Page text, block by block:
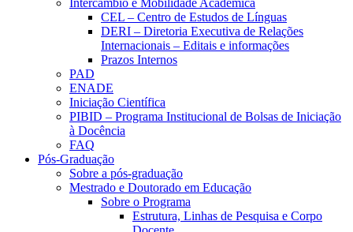
Intercâmbio e Mobilidade Acadêmica
CEL – Centro de Estudos de Línguas
DERI – Diretoria Executiva de Relações
Internacionais – Editais e informações
Prazos Internos
PAD
ENADE
Iniciação Científica
PIBID – Programa Institucional de Bolsas de Iniciação
à Docência
FAQ
Pós-Graduação
Sobre a pós-graduação
Mestrado e Doutorado em Educação
Sobre o Programa
Estrutura, Linhas de Pesquisa e Corpo